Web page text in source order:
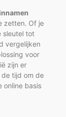
zetten. Of je
sleutel tot
vergelijken
voor
zijn er
tijd om de
online basis